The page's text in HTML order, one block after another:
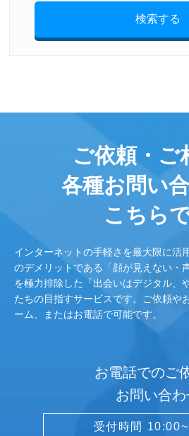
検索する
ご依頼・ご
各種お問い
こちら
インターネットの手軽さを最大限に活
のデメリットである「顔が見えない・
を極力排除した「出会いはデジタル、
たちの目指すサービスです。ご依頼や
ーム、またはお電話で可能です。
お電話でのご
お問い合わ
受付時間